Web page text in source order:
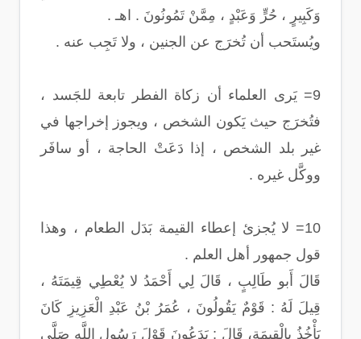
وَكَبِيرٍ ، حُرٍّ وَعَبْدٍ ، مِمَّنْ تَمُونُونَ . اهـ .
ويُستَحب أن تُخرَج عن الجنين ، ولا تَجِب عنه .
9= يَرى العلماء أن زكاة الفطر تابعة للجَسد ،
فتُخرَج حيث يَكون الشخص ، ويجوز إخراجها في
غير بلد الشخص ، إذا دَعَتْ الحاجة ، أو سافَر
ووكَّل غيره .
10= لا يُجزئ إعطاء القيمة بَدَل الطعام ، وهذا
قول جمهور أهل العلم .
قَالَ أَبو طَالِبٍ ، قَالَ لِي أَحْمَدُ لا يُعْطِي قِيمَتَهُ ،
قِيلَ لَهُ : قَوْمٌ يَقُولُونَ ، عُمَرُ بْنُ عَبْدِ الْعَزِيزِ كَانَ
يَأْخُذُ بِالْقِيمَةِ، قَالَ : يَدَعُونَ قَوْلَ رَسُولِ اللَّهِ صَلَّى